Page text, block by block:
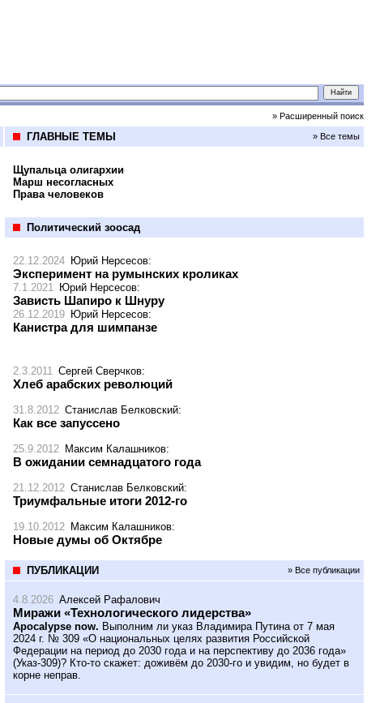
» Расширенный поиск
ГЛАВНЫЕ ТЕМЫ » Все темы
Щупальца олигархии
Марш несогласных
Права человеков
Политический зоосад
22.12.2024 Юрий Нерсесов:
Эксперимент на румынских кроликах
7.1.2021 Юрий Нерсесов:
Зависть Шапиро к Шнуру
26.12.2019 Юрий Нерсесов:
Канистра для шимпанзе
2.3.2011 Сергей Сверчков:
Хлеб арабских революций
31.8.2012 Станислав Белковский:
Как все запуссено
25.9.2012 Максим Калашников:
В ожидании семнадцатого года
21.12.2012 Станислав Белковский:
Триумфальные итоги 2012-го
19.10.2012 Максим Калашников:
Новые думы об Октябре
ПУБЛИКАЦИИ » Все публикации
4.8.2026 Алексей Рафалович
Миражи «Технологического лидерства»
Apocalypse now. Выполним ли указ Владимира Путина от 7 мая
2024 г. № 309 «О национальных целях развития Российской
Федерации на период до 2030 года и на перспективу до 2036 года»
(Указ-309)? Кто-то скажет: доживём до 2030-го и увидим, но будет в
корне неправ.